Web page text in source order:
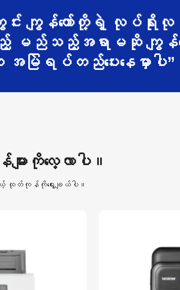
င်း ကျွန်တော်တို့ရဲ့ လုပ်ရို
သည့် မည်သည့်အရာမဆို ကျွန်
ြဲရပ်တည်ပေးနေမှာပါ”
းကိုလေ့လာပါ။
တ်ကုန်ကိုရွေးချယ်ပါ။